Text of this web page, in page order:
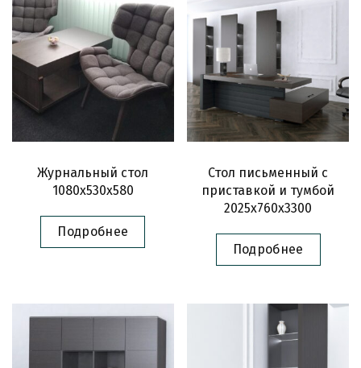
Журнальный стол
1080х530х580
Подробнее
Стол письменный с
приставкой и тумбой
2025х760х3300
Подробнее